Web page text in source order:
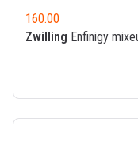
160.00
Zwilling Enfinigy